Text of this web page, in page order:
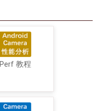
Perf 教程